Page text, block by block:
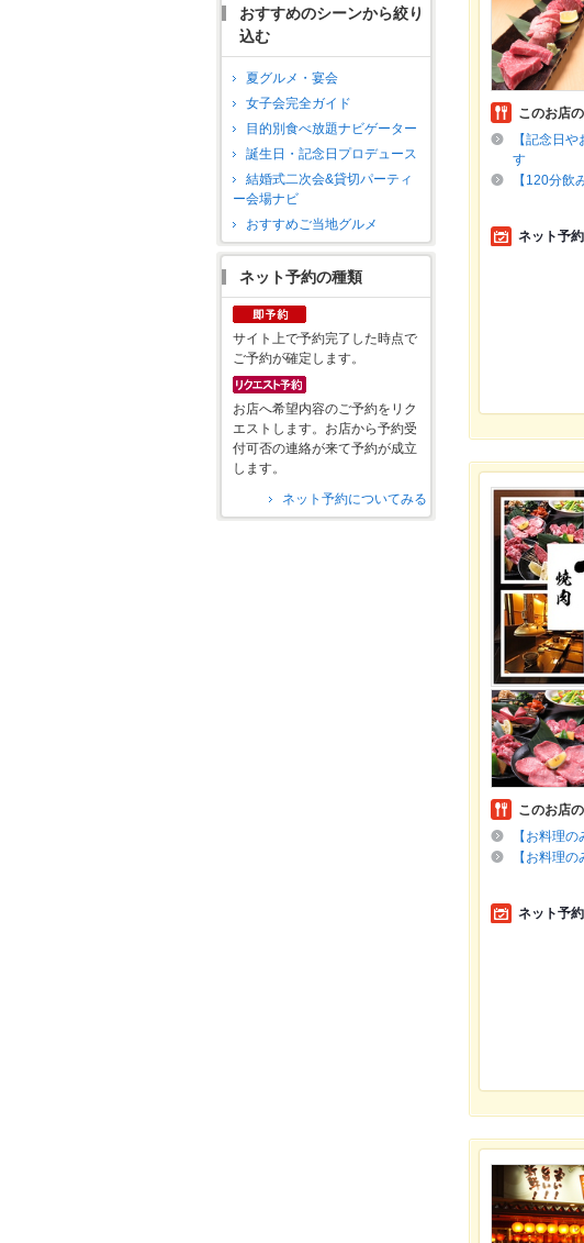
おすすめのシーンから絞り
込む
夏グルメ・宴会
女子会完全ガイド
目的別食べ放題ナビゲーター
誕生日・記念日プロデュース
結婚式二次会&貸切パーティ
ー会場ナビ
おすすめご当地グルメ
ネット予約の種類
サイト上で予約完了した時点で
ご予約が確定します。
お店へ希望内容のご予約をリク
エストします。お店から予約受
付可否の連絡が来て予約が成立
します。
ネット予約についてみる
このお店
【記念日
す
【120分
ネット予
このお店
【お料理
【お料理
ネット予